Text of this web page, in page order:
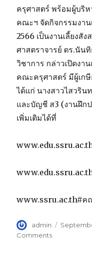
จ.สมุทรสาคร
ครุศาสตร์ พร้อมผู้บริ
คณะฯ จัดกิจกรรมงา
2566 เป็นงานเลี้ยงสั
ศาสตราจารย์ ดร.นัน
วิชาการ กล่าวเปิดงา
คณะครุศาสตร์ มีผู้เก
ได้แก่ นางสาวไสวริ
และบัญชี ส3 (งานฝึก
เพิ่มเติมได้ที่
www.ssru.ac.th#ค
Author
admin
Posted
Comments